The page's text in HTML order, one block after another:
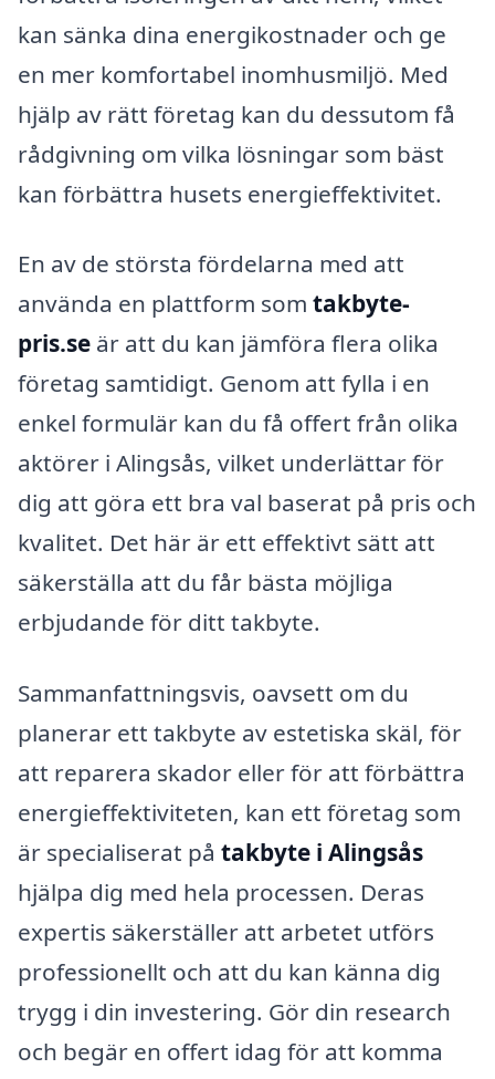
kan sänka dina energikostnader och ge
en mer komfortabel inomhusmiljö. Med
hjälp av rätt företag kan du dessutom få
rådgivning om vilka lösningar som bäst
kan förbättra husets energieffektivitet.
En av de största fördelarna med att
använda en plattform som takbyte-
pris.se är att du kan jämföra flera olika
företag samtidigt. Genom att fylla i en
enkel formulär kan du få offert från olika
aktörer i Alingsås, vilket underlättar för
dig att göra ett bra val baserat på pris och
kvalitet. Det här är ett effektivt sätt att
säkerställa att du får bästa möjliga
erbjudande för ditt takbyte.
Sammanfattningsvis, oavsett om du
planerar ett takbyte av estetiska skäl, för
att reparera skador eller för att förbättra
energieffektiviteten, kan ett företag som
är specialiserat på takbyte i Alingsås
hjälpa dig med hela processen. Deras
expertis säkerställer att arbetet utförs
professionellt och att du kan känna dig
trygg i din investering. Gör din research
och begär en offert idag för att komma